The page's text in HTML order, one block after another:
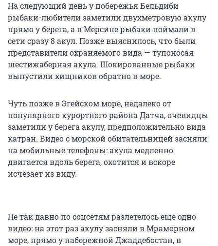
На следующий день у побережья Бельдиби
рыбаки-любители заметили двухметровую акулу
прямо у берега, а в Мерсине рыбаки поймали в
сети сразу 8 акул. Позже выяснилось, что были
представители охраняемого вида — тупоносая
шестижаберная акула. Шокированные рыбаки
выпустили хищников обратно в море.
Чуть позже в Эгейском море, недалеко от
популярного курортного района Датча, очевидцы
заметили у берега акулу, предположительно вида
катран. Видео с морской обитательницей засняли
на мобильные телефоны: акула медленно
двигается вдоль берега, охотится и вскоре
исчезает из виду.
Не так давно по соцсетям разлетелось еще одно
видео: на этот раз акулу засняли в Мраморном
море, прямо у набережной Джаддебостан, в